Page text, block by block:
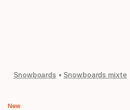
Snowboards Snowboards mixte
New